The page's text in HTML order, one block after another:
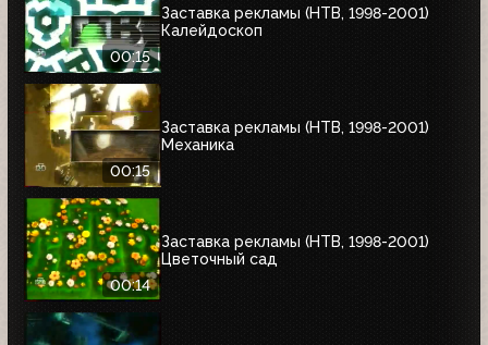
00:15
Заставка рекламы (НТВ, 1998-2001)
Калейдоскоп
00:15
Заставка рекламы (НТВ, 1998-2001)
Механика
00:14
Заставка рекламы (НТВ, 1998-2001)
Цветочный сад